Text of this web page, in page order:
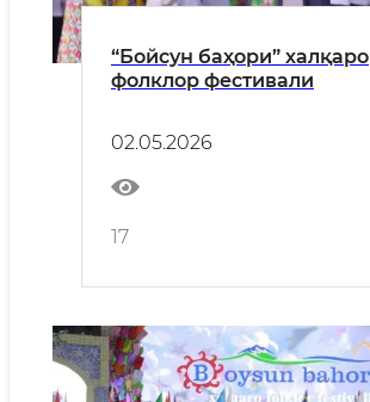
“Бойсун баҳори” халқаро
фолклор фестивали
02.05.2026
17